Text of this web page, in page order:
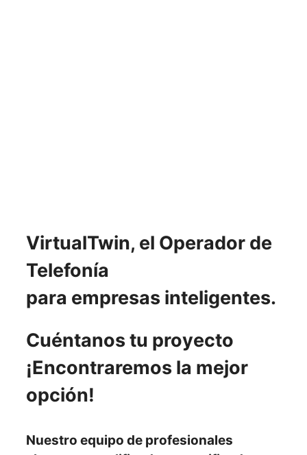
VirtualTwin, el Operador de
Telefonía
para empresas inteligentes.
Cuéntanos tu proyecto
¡Encontraremos la mejor
opción!
Nuestro equipo de profesionales